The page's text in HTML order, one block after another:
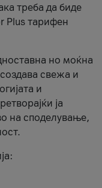
треба да биде
Plus тарифен
но моќна
свежа и
и
ја
на споделување,